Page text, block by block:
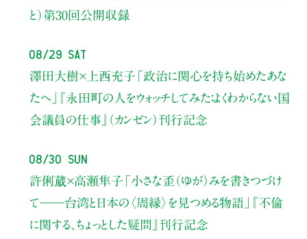
と） 第30回公開収録
08/29 Sat
澤田大樹×上西充子 「政治に関心を持ち始めたあな
たへ」
『永田町の人をウォッチしてみた：よくわからない国
会議員の仕事』（カンゼン）刊行記念
08/30 Sun
許俐葳×高瀬隼子 「小さな歪（ゆが）みを書きつづけ
て――台湾と日本の〈周縁〉を見つめる物語」
『不倫
に関する、ちょっとした疑問』刊行記念